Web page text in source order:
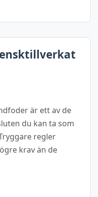
är ett av de
du kan ta som
regler
krav än de